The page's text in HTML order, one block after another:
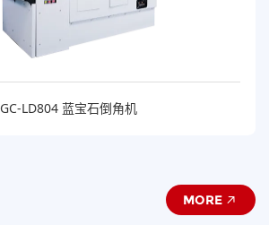
GC-LD804 蓝宝石倒角机
MORE